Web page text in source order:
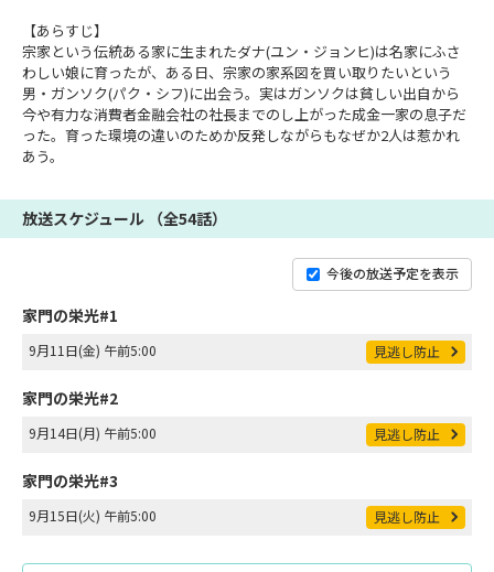
【あらすじ】
宗家という伝統ある家に生まれたダナ(ユン・ジョンヒ)は名家にふさ
わしい娘に育ったが、ある日、宗家の家系図を買い取りたいという
男・ガンソク(パク・シフ)に出会う。実はガンソクは貧しい出自から
今や有力な消費者金融会社の社長までのし上がった成金一家の息子だ
った。育った環境の違いのためか反発しながらもなぜか2人は惹かれ
あう。
放送スケジュール （全54話）
今後の放送予定を表示
家門の栄光#1
9月11日(金) 午前5:00 見逃し防止
家門の栄光#2
9月14日(月) 午前5:00 見逃し防止
家門の栄光#3
9月15日(火) 午前5:00 見逃し防止